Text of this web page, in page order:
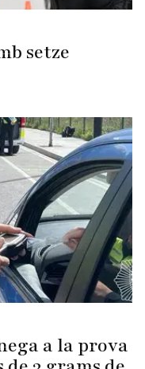
setze
a la prova